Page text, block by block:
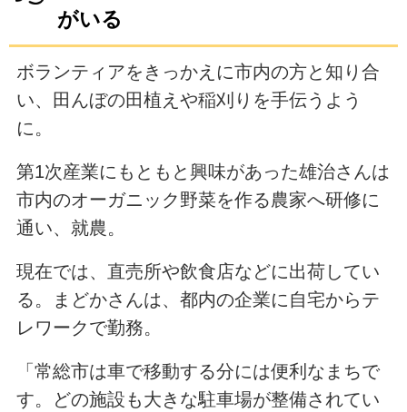
がいる
ボランティアをきっかえに市内の方と知り合
い、田んぼの田植えや稲刈りを手伝うよう
に。
第1次産業にもともと興味があった雄治さんは
市内のオーガニック野菜を作る農家へ研修に
通い、就農。
現在では、直売所や飲食店などに出荷してい
る。まどかさんは、都内の企業に自宅からテ
レワークで勤務。
「常総市は車で移動する分には便利なまちで
す。どの施設も大きな駐車場が整備されてい